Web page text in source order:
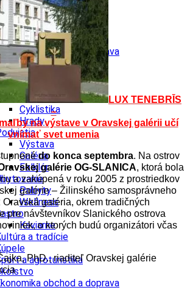
Víno
a tradície
a agroturistika
obchod a doprava
kraj
Výlet
Turistika
Cyklistika
Hrady
Výstava
Galéria
Folklór
Pobyty
Wellness
Kaviarne
a tradície
a agroturistika
obchod a doprava
LUX TENEBRĪS
–
na výstave v Oravskej galérii učí
vnímať svet umenia
do konca septembra. Na ostrov
galérie OG-SLANICA, ktorá bola
a zakúpená v roku 2005 z prostriedkov
galérie – Žilinského samosprávneho
Oravská galéria, okrem tradičných
pre návštevníkov Slanického ostrova
o ktorých budú organizátori včas
PhD., riaditeľ Oravskej galérie